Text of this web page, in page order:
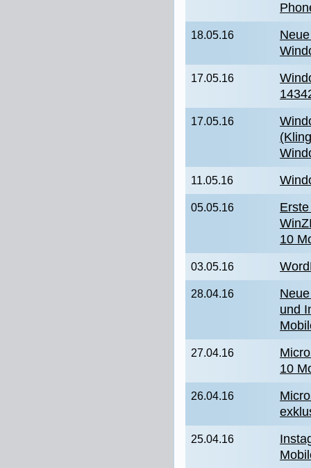
18.05.16
17.05.16
17.05.16
11.05.16
05.05.16
10
03.05.16
28.04.16
und
27.04.16
10
26.04.16
25.04.16